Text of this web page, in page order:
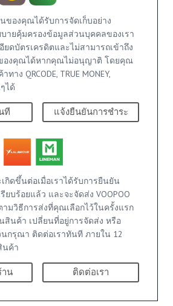
ของคุณได้รับการจัดเก็บอย่าง
ายคุ้มครองข้อมูลส่วนบุคคลของเรา
อียดบัตรเครดิตและไม่สามารถเข้าถึง
องคุณได้หากคุณไม่อนุญาติ โดยคุณ
าง QRCODE, TRUE MONEY,
ได้
ที แจ้งยืนยันการชำระ
เกิดขึ้นต่อเมื่อเราได้รับการยืนยัน
ยบร้อยแล้ว และจะจัดส่ง VOOPOO
ามวิธีการส่งที่คุณเลือกไว้ในครั้งแรก
สินค้า เปลี่ยนที่อยู่การจัดส่ง หรือ
กรุณา ติดต่อเราทันที ภายใน 12
นค้า
าน ติดต่อเรา